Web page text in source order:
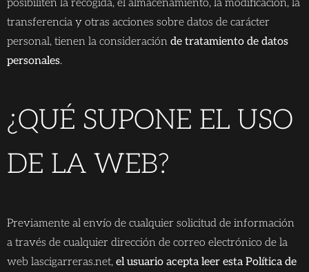
posibiliten la recogida, el almacenamiento, la modificación, la
transferencia y otras acciones sobre datos de carácter
personal, tienen la consideración de tratamiento de datos
personales.
¿QUÉ SUPONE EL USO
DE LA WEB?
Previamente al envío de cualquier solicitud de información
a través de cualquier dirección de correo electrónico de la
web lascigarreras.net, el usuario acepta leer esta Política de